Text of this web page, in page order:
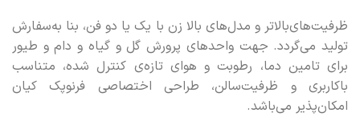
ظرفیت‌های‌‌بالاتر و مدل‌های بالا زن با یک یا دو فن، بنا به‌سفارش
تولید می‌گردد. جهت واحدهای ‌پرورش‌ گل ‌و گیاه و دام و طيور
برای تامین‌ دما، رطوبت و هوای‌ تازه‌ی ‌کنترل‌ شده، متناسب‌
باکاربری و ظرفیت‌سالن، طراحی اختصاصی فرنوپک کیان
امکان‌پذیر می‌باشد.